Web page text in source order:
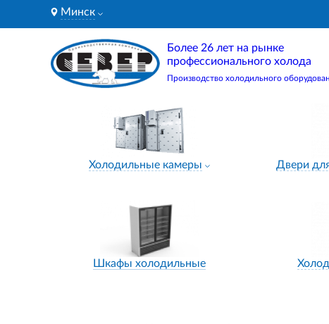
Минск
Более 26 лет на рынке
профессионального холода
Производство холодильного
Холодильные камеры Двери
Шкафы холодильные